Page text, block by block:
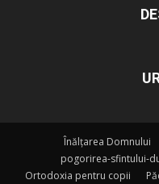
Înălțarea Domnului
pogorirea-sfintului-
Ortodoxia pentru copii